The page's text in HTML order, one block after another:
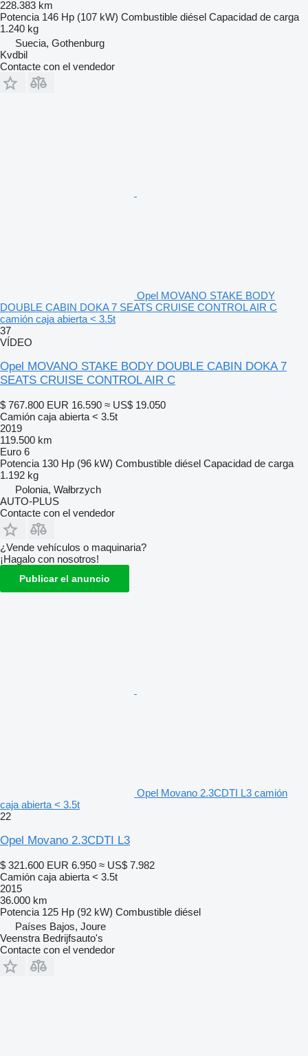
228.383 km
Potencia 146 Hp (107 kW) Combustible diésel Capacidad de carga
1.240 kg
Suecia, Gothenburg
Kvdbil
Contacte con el vendedor
Opel MOVANO STAKE BODY
DOUBLE CABIN DOKA 7 SEATS CRUISE CONTROL AIR C
camión caja abierta < 3.5t
37
VÍDEO
Opel MOVANO STAKE BODY DOUBLE CABIN DOKA 7
SEATS CRUISE CONTROL AIR C
$ 767.800 EUR 16.590 ≈ US$ 19.050
Camión caja abierta < 3.5t
2019
119.500 km
Euro 6
Potencia 130 Hp (96 kW) Combustible diésel Capacidad de carga
1.192 kg
Polonia, Wałbrzych
AUTO-PLUS
Contacte con el vendedor
¿Vende vehículos o maquinaria?
¡Hagalo con nosotros!
Publicar el anuncio
Opel Movano 2.3CDTI L3 camión
caja abierta < 3.5t
22
Opel Movano 2.3CDTI L3
$ 321.600 EUR 6.950 ≈ US$ 7.982
Camión caja abierta < 3.5t
2015
36.000 km
Potencia 125 Hp (92 kW) Combustible diésel
Países Bajos, Joure
Veenstra Bedrijfsauto's
Contacte con el vendedor